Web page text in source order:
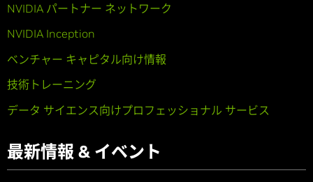
NVIDIA パートナー ネットワーク
NVIDIA Inception
ベンチャー キャピタル向け情報
技術トレーニング
データ サイエンス向けプロフェッショナル サービス
最新情報 & イベント